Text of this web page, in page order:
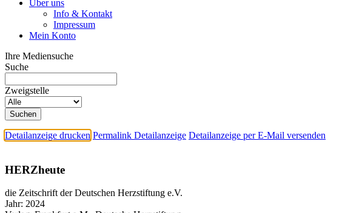
Über uns
Info & Kontakt
Impressum
Mein Konto
Ihre Mediensuche
Suche
Zweigstelle
Detailanzeige drucken Permalink Detailanzeige Detailanzeige per E-Mail versenden
HERZheute
die Zeitschrift der Deutschen Herzstiftung e.V.
Jahr: 2024